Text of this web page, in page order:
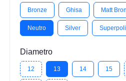
Bronze Ghisa Matt
Neutro Silver
Diametro
12 13 14 15